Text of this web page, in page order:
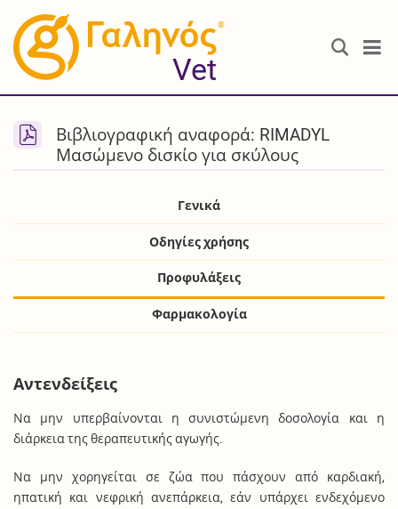
®
Vet
Βιβλιογραφική αναφορά: RIMADYL
Μασώμενο δισκίο για σκύλους
Γενικά
Οδηγίες χρήσης
Προφυλάξεις
Φαρμακολογία
Αντενδείξεις
Να μην υπερβαίνονται η συνιστώμενη δοσολογία και η
διάρκεια της θεραπευτικής αγωγής.
Να μην χορηγείται σε ζώα που πάσχουν από καρδιακή,
ηπατική και νεφρική ανεπάρκεια, εάν υπάρχει ενδεχόμενο